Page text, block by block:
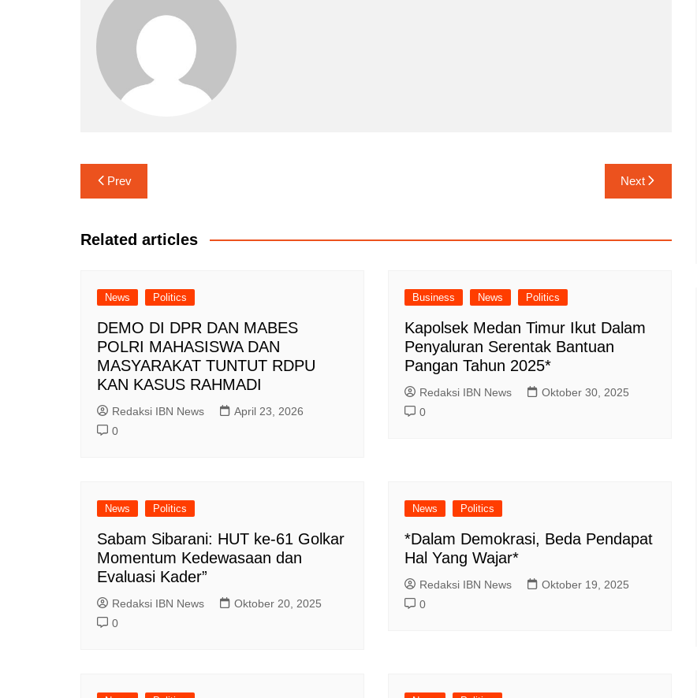
Navigasi
pos
Prev Next
Related articles
News Politics
DEMO DI DPR DAN MABES
POLRI MAHASISWA DAN
MASYARAKAT TUNTUT RDPU
KAN KASUS RAHMADI
Redaksi IBN News
April 23, 2026
0
Business News Politics
Kapolsek Medan Timur Ikut Dalam
Penyaluran Serentak Bantuan
Pangan Tahun 2025*
Redaksi IBN News
Oktober 30, 2025
0
News Politics
Sabam Sibarani: HUT ke-61 Golkar
Momentum Kedewasaan dan
Evaluasi Kader”
Redaksi IBN News
Oktober 20, 2025
0
News Politics
*Dalam Demokrasi, Beda Pendapat
Hal Yang Wajar*
Redaksi IBN News
Oktober 19, 2025
0